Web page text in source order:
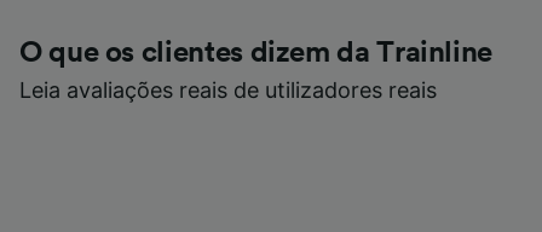
O que os clientes dizem da Trainline
Leia avaliações reais de utilizadores reais